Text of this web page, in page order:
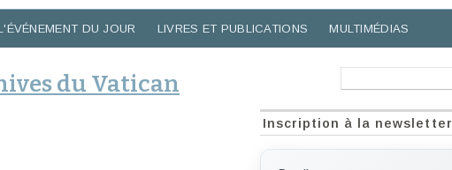
DU JOUR LIVRES ET PUBLICATIONS MULTIMÉDIAS
du Vatican
Inscription à la newsletter